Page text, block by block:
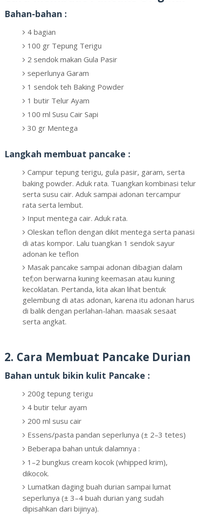
Bahan-bahan :
4 bagian
100 gr Tepung Terigu
2 sendok makan Gula Pasir
seperlunya Garam
1 sendok teh Baking Powder
1 butir Telur Ayam
100 ml Susu Cair Sapi
30 gr Mentega
Langkah membuat pancake :
Campur tepung terigu, gula pasir, garam, serta
baking powder. Aduk rata. Tuangkan kombinasi telur
serta susu cair. Aduk sampai adonan tercampur
rata serta lembut.
Input mentega cair. Aduk rata.
Oleskan teflon dengan dikit mentega serta panasi
di atas kompor. Lalu tuangkan 1 sendok sayur
adonan ke teflon
Masak pancake sampai adonan dibagian dalam
tef;on berwarna kuning keemasan atau kuning
kecoklatan. Pertanda, kita akan lihat bentuk
gelembung di atas adonan, karena itu adonan harus
di balik dengan perlahan-lahan. maasak sesaat
serta angkat.
2. Cara Membuat Pancake Durian
Bahan untuk bikin kulit Pancake :
200g tepung terigu
4 butir telur ayam
200 ml susu cair
Essens/pasta pandan seperlunya (± 2–3 tetes)
Beberapa bahan untuk dalamnya :
1–2 bungkus cream kocok (whipped krim),
dikocok.
Lumatkan daging buah durian sampai lumat
seperlunya (± 3–4 buah durian yang sudah
dipisahkan dari bijinya).